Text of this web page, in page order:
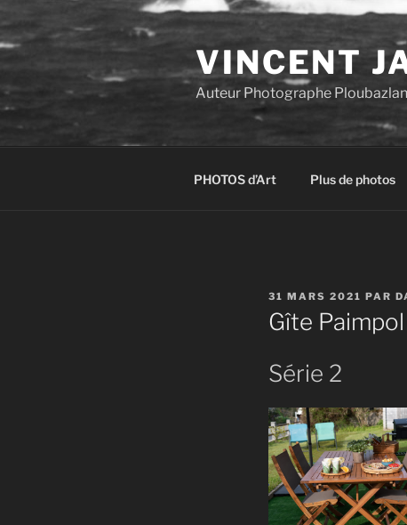
au
contenu
principal
VINCENT
Auteur Photographe
PHOTOS d’Art Plus de photos
PUBLIÉ
LE
31 MARS 2021 PAR
Gîte Paimpol
Série 2